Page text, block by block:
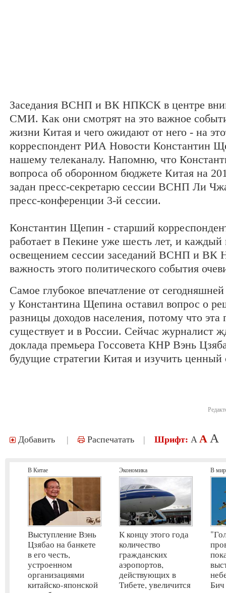
Заседания ВСНП и ВК НПКСК в центре
СМИ. Как они смотрят на это важное
жизни Китая и чего ожидают от него - на
корреспондент РИА Новости Константин
нашему телеканалу. Напомню, что
вопроса об оборонном бюджете Китая на
задан пресс-секретарю сессии ВСНП Ли
пресс-конференции 3-й сессии.
Константин Щепин - старший
работает в Пекине уже шесть лет, и каждый
освещением сессии заседаний ВСНП и ВК
важность этого политического события
Самое глубокое впечатление от
у Константина Щепина оставил вопрос о
разницы доходов населения, потому что эта
существует и в России. Сейчас журналист
доклада премьера Госсовета КНР Вэнь
будущие стратегии Китая и изучить ценный
Добавить | Распечатать | Шрифт: A A A
В Китае
Выступление Вэнь
Цзябао на банкете
в его честь,
устроенном
организациями
китайско-японской
Экономика
К концу этого года
количество
гражданских
аэропортов,
действующих в
Тибете, увеличится
В
Бич